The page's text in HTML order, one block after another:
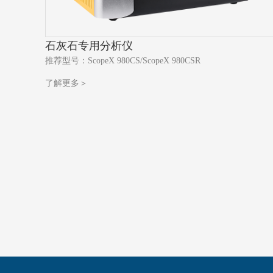
石灰石专用分析仪
推荐型号：ScopeX 980CS/ScopeX 980CSR
了解更多＞